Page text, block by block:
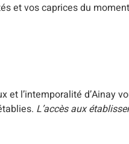
et vos caprices du
et l’intemporalité d’Ainay
L’accès aux